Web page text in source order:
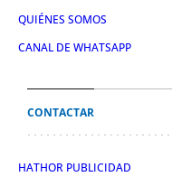
QUIÉNES SOMOS
CANAL DE WHATSAPP
CONTACTAR
HATHOR PUBLICIDAD